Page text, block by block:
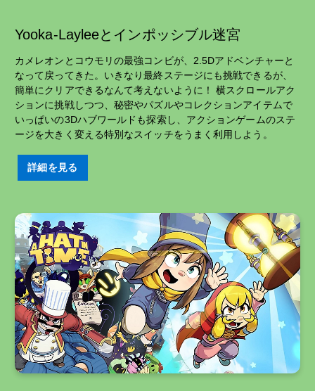
Yooka-Layleeとインポッシブル迷宮
カメレオンとコウモリの最強コンビが、2.5Dアドベンチャーと
なって戻ってきた。いきなり最終ステージにも挑戦できるが、
簡単にクリアできるなんて考えないように！ 横スクロールアク
ションに挑戦しつつ、秘密やパズルやコレクションアイテムで
いっぱいの3Dハブワールドも探索し、アクションゲームのステ
ージを大きく変える特別なスイッチをうまく利用しよう。
詳細を見る